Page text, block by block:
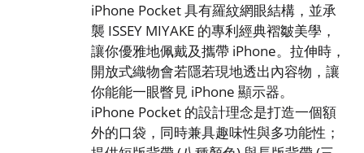
iPhone Pocket 具有羅紋網眼結構，並承
襲 ISSEY MIYAKE 的專利經典褶皺美學，
讓你優雅地佩戴及攜帶 iPhone。拉伸時，
開放式織物會若隱若現地透出內容物，讓
你能能一眼瞥見 iPhone 顯示器。
iPhone Pocket 的設計理念是打造一個額
外的口袋，同時兼具趣味性與多功能性；